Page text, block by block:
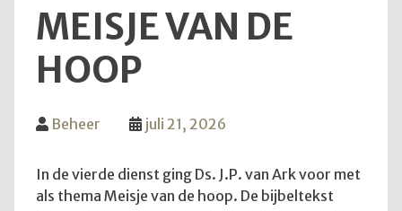
MEISJE VAN DE
HOOP
Beheer juli 21, 2026
In de vierde dienst ging Ds. J.P. van Ark voor met
als thema Meisje van de hoop. De bijbeltekst